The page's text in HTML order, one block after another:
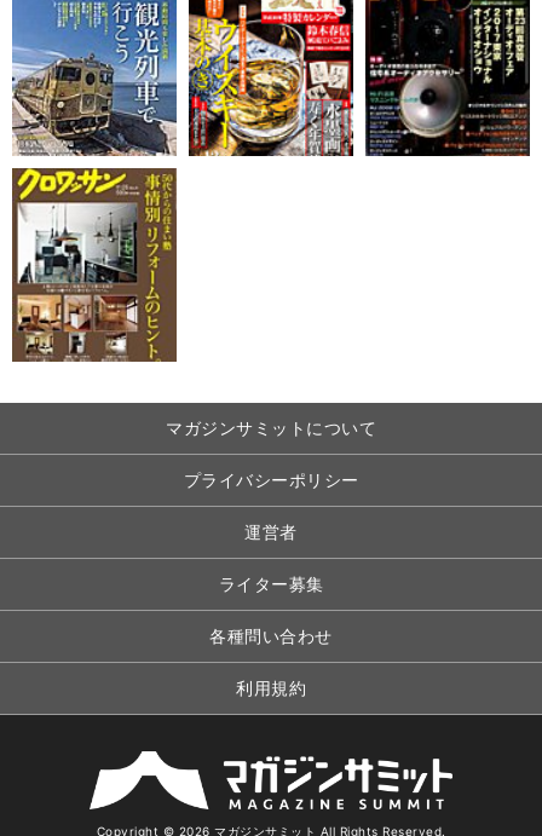
マガジンサミットについて
プライバシーポリシー
運営者
ライター募集
各種問い合わせ
利用規約
Copyright © 2026 マガジンサミット All Rights Reserved.